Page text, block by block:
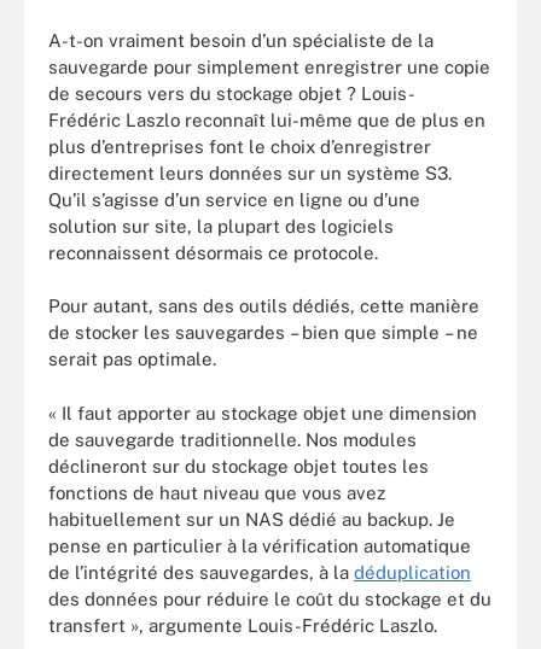
A-t-on vraiment besoin d’un spécialiste de la
sauvegarde pour simplement enregistrer une copie
de secours vers du stockage objet ? Louis-
Frédéric Laszlo reconnaît lui-même que de plus en
plus d’entreprises font le choix d’enregistrer
directement leurs données sur un système S3.
Qu’il s’agisse d’un service en ligne ou d’une
solution sur site, la plupart des logiciels
reconnaissent désormais ce protocole.
Pour autant, sans des outils dédiés, cette manière
de stocker les sauvegardes – bien que simple – ne
serait pas optimale.
« Il faut apporter au stockage objet une dimension
de sauvegarde traditionnelle. Nos modules
déclineront sur du stockage objet toutes les
fonctions de haut niveau que vous avez
habituellement sur un NAS dédié au backup. Je
pense en particulier à la vérification automatique
de l’intégrité des sauvegardes, à la déduplication
des données pour réduire le coût du stockage et du
transfert », argumente Louis-Frédéric Laszlo.